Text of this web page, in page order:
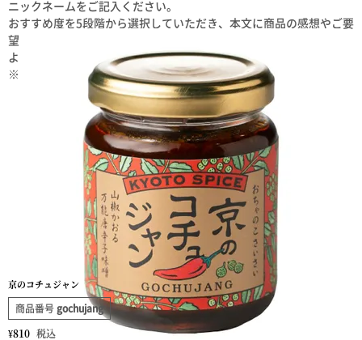
ニックネームをご記入ください。
おすすめ度を5段階から選択していただき、本文に商品の感想やご要
望をご記入ください。
よろしければプロフィールをご記入ください。
※レビュー投稿は、１商品につき１回ご記入いただけます。
京のコチュジャン
商品番号 gochujang
¥810 税込